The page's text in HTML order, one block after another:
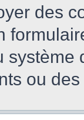
des
ou